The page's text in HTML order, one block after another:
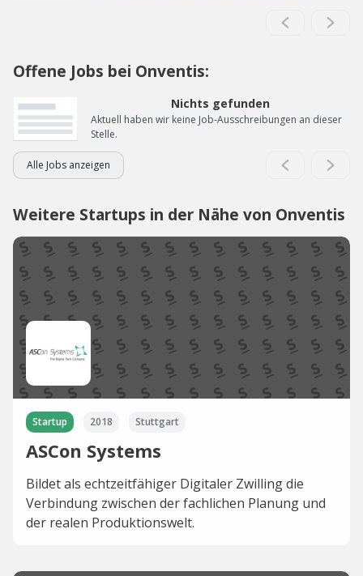
Offene Jobs bei Onventis:
Nichts gefunden
Aktuell haben wir keine Job-Ausschreibungen an dieser
Stelle.
Alle Jobs anzeigen
Weitere Startups in der Nähe von Onventis
Startup 2018 Stuttgart
ASCon Systems
Bildet als echtzeitfähiger Digitaler Zwilling die
Verbindung zwischen der fachlichen Planung und
der realen Produktionswelt.